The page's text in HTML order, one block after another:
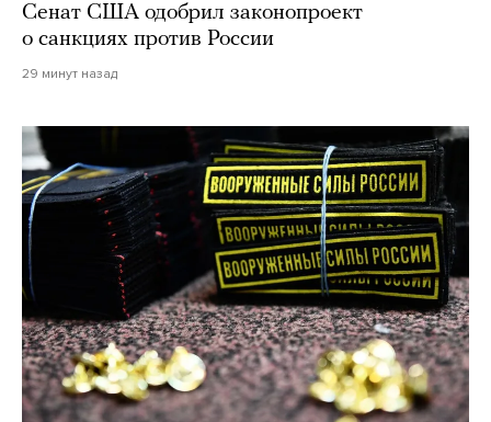
Сенат США одобрил законопроект
о санкциях против России
29 минут назад